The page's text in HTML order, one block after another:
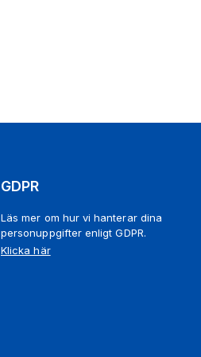
GDPR
Läs mer om hur vi hanterar dina
personuppgifter enligt GDPR.
Klicka här